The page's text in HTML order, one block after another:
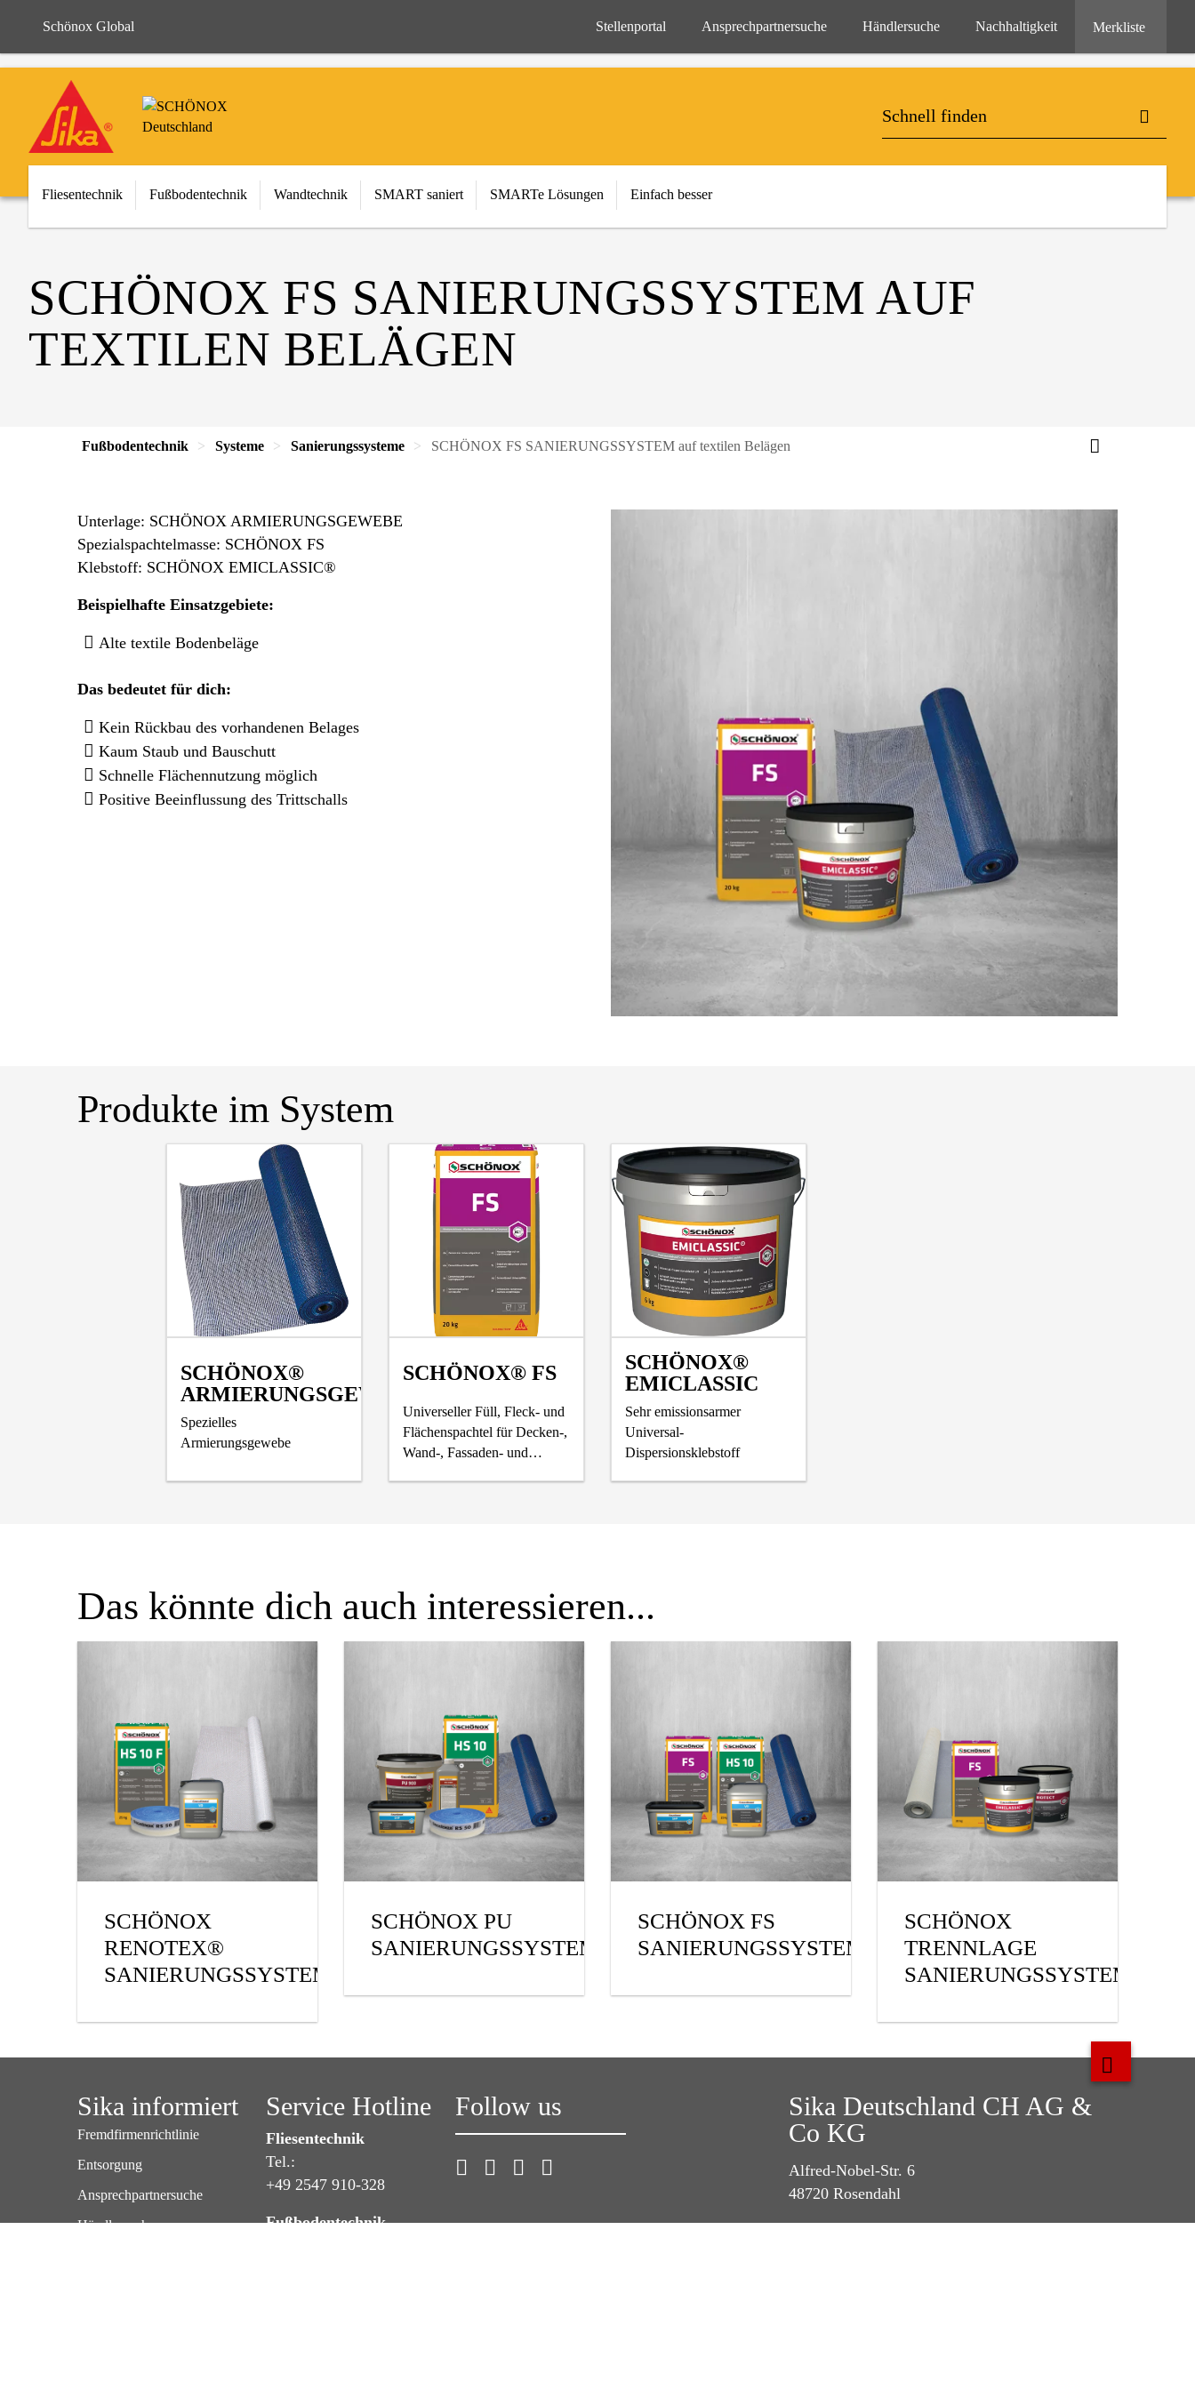
Schönox Global Stellenportal Ansprechpartnersuche Händlersuche Nachhaltigkeit Merkliste
Fliesentechnik Fußbodentechnik Wandtechnik SMART saniert SMARTe Lösungen Einfach besser
SCHÖNOX FS SANIERUNGSSYSTEM AUF
TEXTILEN BELÄGEN
Fußbodentechnik Systeme Sanierungssysteme SCHÖNOX FS SANIERUNGSSYSTEM auf textilen Belägen
Unterlage: SCHÖNOX ARMIERUNGSGEWEBE
Spezialspachtelmasse: SCHÖNOX FS
Klebstoff: SCHÖNOX EMICLASSIC®
Beispielhafte Einsatzgebiete:
Alte textile Bodenbeläge
Das bedeutet für dich:
Kein Rückbau des vorhandenen Belages
Kaum Staub und Bauschutt
Schnelle Flächennutzung möglich
Positive Beeinflussung des Trittschalls
Produkte im System
SCHÖNOX®
ARMIERUNGSGEWEBE
Spezielles
Armierungsgewebe
SCHÖNOX® FS
Universeller Füll, Fleck- und
Flächenspachtel für Decken-,
Wand-, Fassaden- und
SCHÖNOX®
EMICLASSIC
Sehr emissionsarmer
Universal-
Dispersionsklebstoff
Das könnte dich auch interessieren...
SCHÖNOX
RENOTEX®
SANIERUNGSSYSTEM
SCHÖNOX PU
SANIERUNGSSYSTEM
SCHÖNOX FS
SANIERUNGSSYSTEM
SCHÖNOX
TRENNLAGE
SANIERUNGSSYSTEM
Sika informiert
Fremdfirmenrichtlinie
Entsorgung
Ansprechpartnersuche
Händlersuche
Service Hotline
Fliesentechnik
Tel.:
+49 2547 910-328
Fußbodentechnik
Follow us
Sika Deutschland CH AG &
Co KG
Alfred-Nobel-Str. 6
48720 Rosendahl